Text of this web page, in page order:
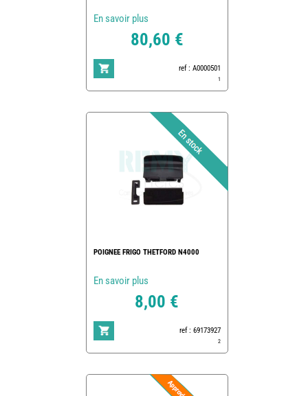
En savoir plus
80,60 €
ref : A0000501
1
POIGNEE FRIGO THETFORD N4000
En savoir plus
8,00 €
ref : 69173927
2